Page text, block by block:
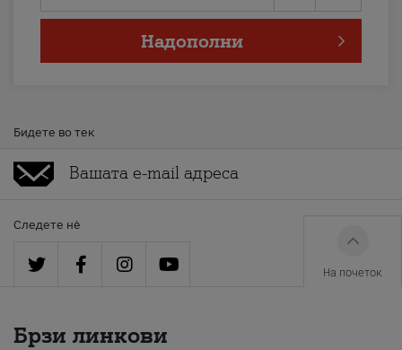
Надополни
Бидете во тек
Следете нè
На почеток
Брзи линкови